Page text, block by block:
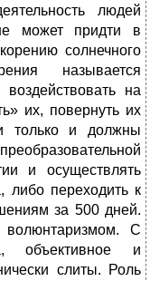
людей
может придти в
солнечного
называется
на
их, повернуть их
только и должны
и осуществлять
либо переходить к
за 500 дней.
волюнтаризмом. С
объективное и
слиты. Роль